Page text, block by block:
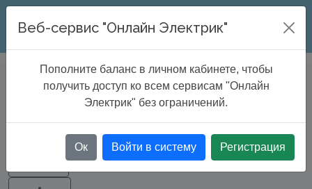
ONLINE ELECTRIC
БАЗА ДАННЫХ >Кабельные каналы
Веб-сервис "Онлайн Электрик"
Пополните баланс в личном кабинете, чтобы
получить доступ ко всем сервисам "Онлайн
Электрик" без ограничений.
Ок Войти в систему Регистрация